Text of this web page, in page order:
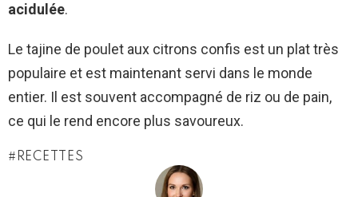
acidulée.
Le tajine de poulet aux citrons confis est un plat très
populaire et est maintenant servi dans le monde
entier. Il est souvent accompagné de riz ou de pain,
ce qui le rend encore plus savoureux.
RECETTES